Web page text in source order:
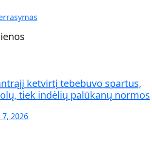
ketvirtį tebebuvo spartus,
tiek indėlių palūkanų normos
7, 2026